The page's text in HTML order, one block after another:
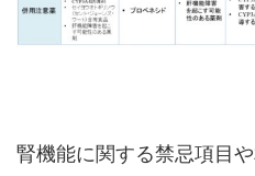
腎機能に関する禁忌項目